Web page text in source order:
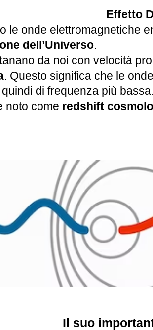
Effetto
le onde elettromagnetiche
dell’Universo.
da noi con velocità
. Questo significa che le
di frequenza più
noto come redshift
Il suo